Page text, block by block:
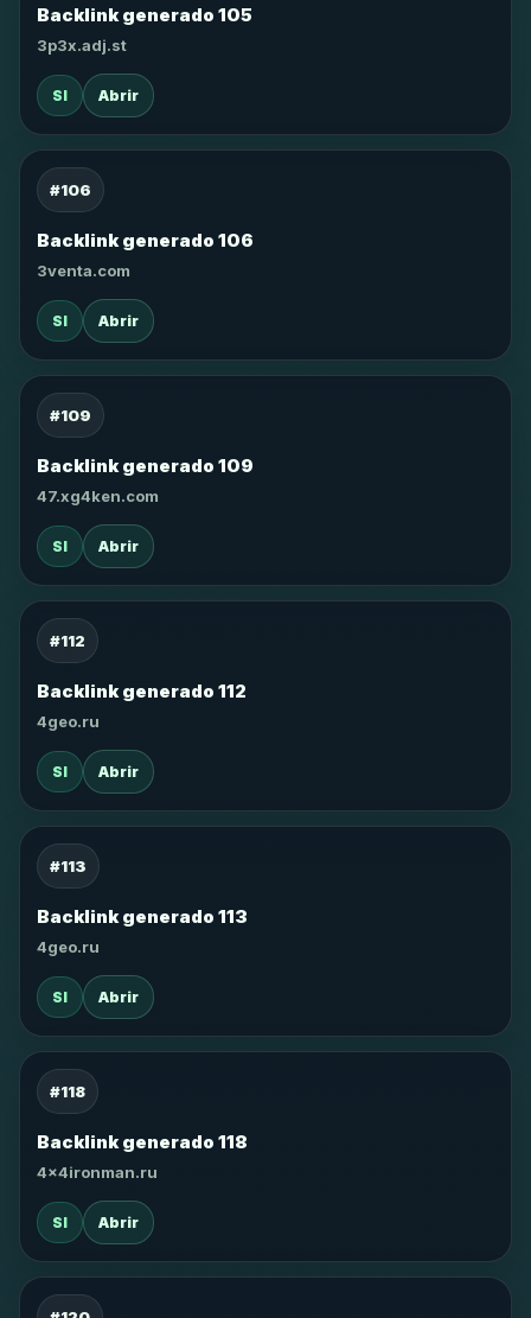
Backlink generado 105
3p3x.adj.st
SI Abrir
#106
Backlink generado 106
3venta.com
SI Abrir
#109
Backlink generado 109
47.xg4ken.com
SI Abrir
#112
Backlink generado 112
4geo.ru
SI Abrir
#113
Backlink generado 113
4geo.ru
SI Abrir
#118
Backlink generado 118
4x4ironman.ru
SI Abrir